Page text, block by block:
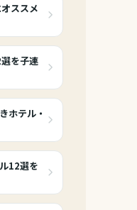
ススメ
を子連
ホテル・
12選を